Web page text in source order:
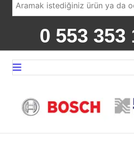
0 553 353